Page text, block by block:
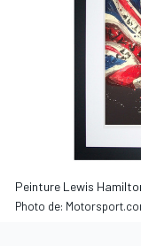
Peinture Lewis
Photo de: